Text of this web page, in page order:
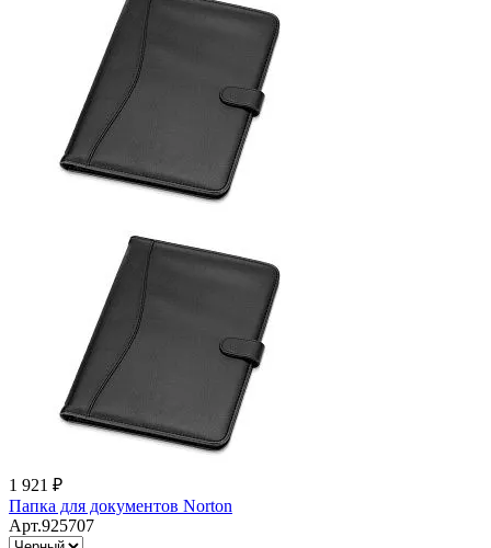
1 921 ₽
Папка для документов Norton
Арт.925707